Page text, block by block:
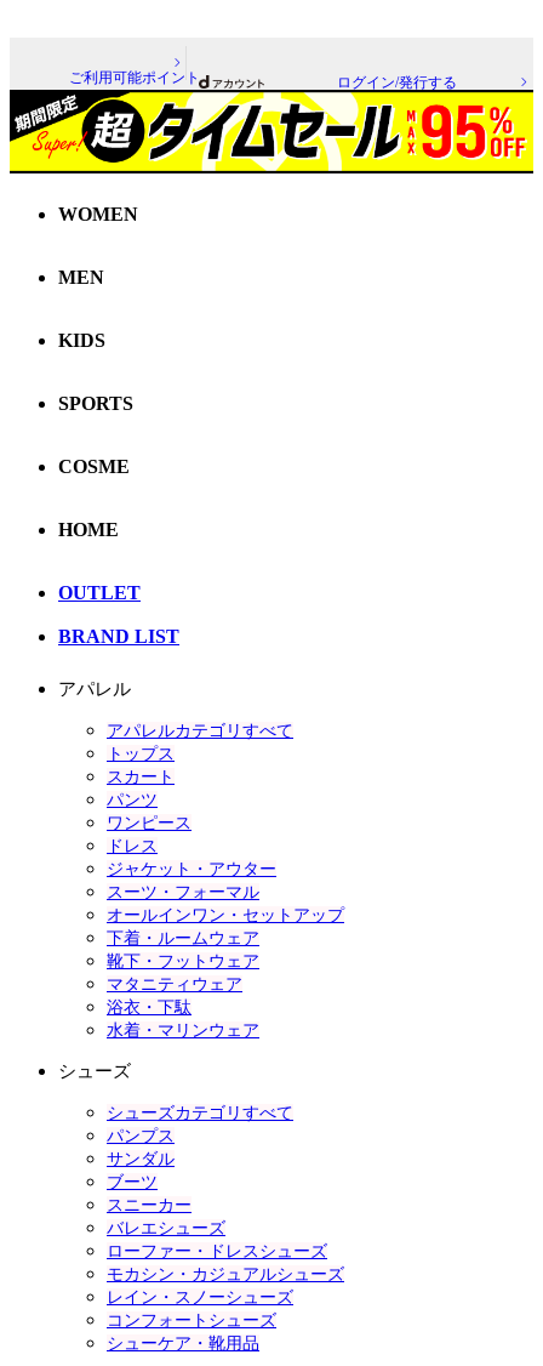
ご利用可能ポイント ログイン/発行する
WOMEN
MEN
KIDS
SPORTS
COSME
HOME
OUTLET
BRAND LIST
アパレル
アパレルカテゴリすべて
トップス
スカート
パンツ
ワンピース
ドレス
ジャケット・アウター
スーツ・フォーマル
オールインワン・セットアップ
下着・ルームウェア
靴下・フットウェア
マタニティウェア
浴衣・下駄
水着・マリンウェア
シューズ
シューズカテゴリすべて
パンプス
サンダル
ブーツ
スニーカー
バレエシューズ
ローファー・ドレスシューズ
モカシン・カジュアルシューズ
レイン・スノーシューズ
コンフォートシューズ
シューケア・靴用品